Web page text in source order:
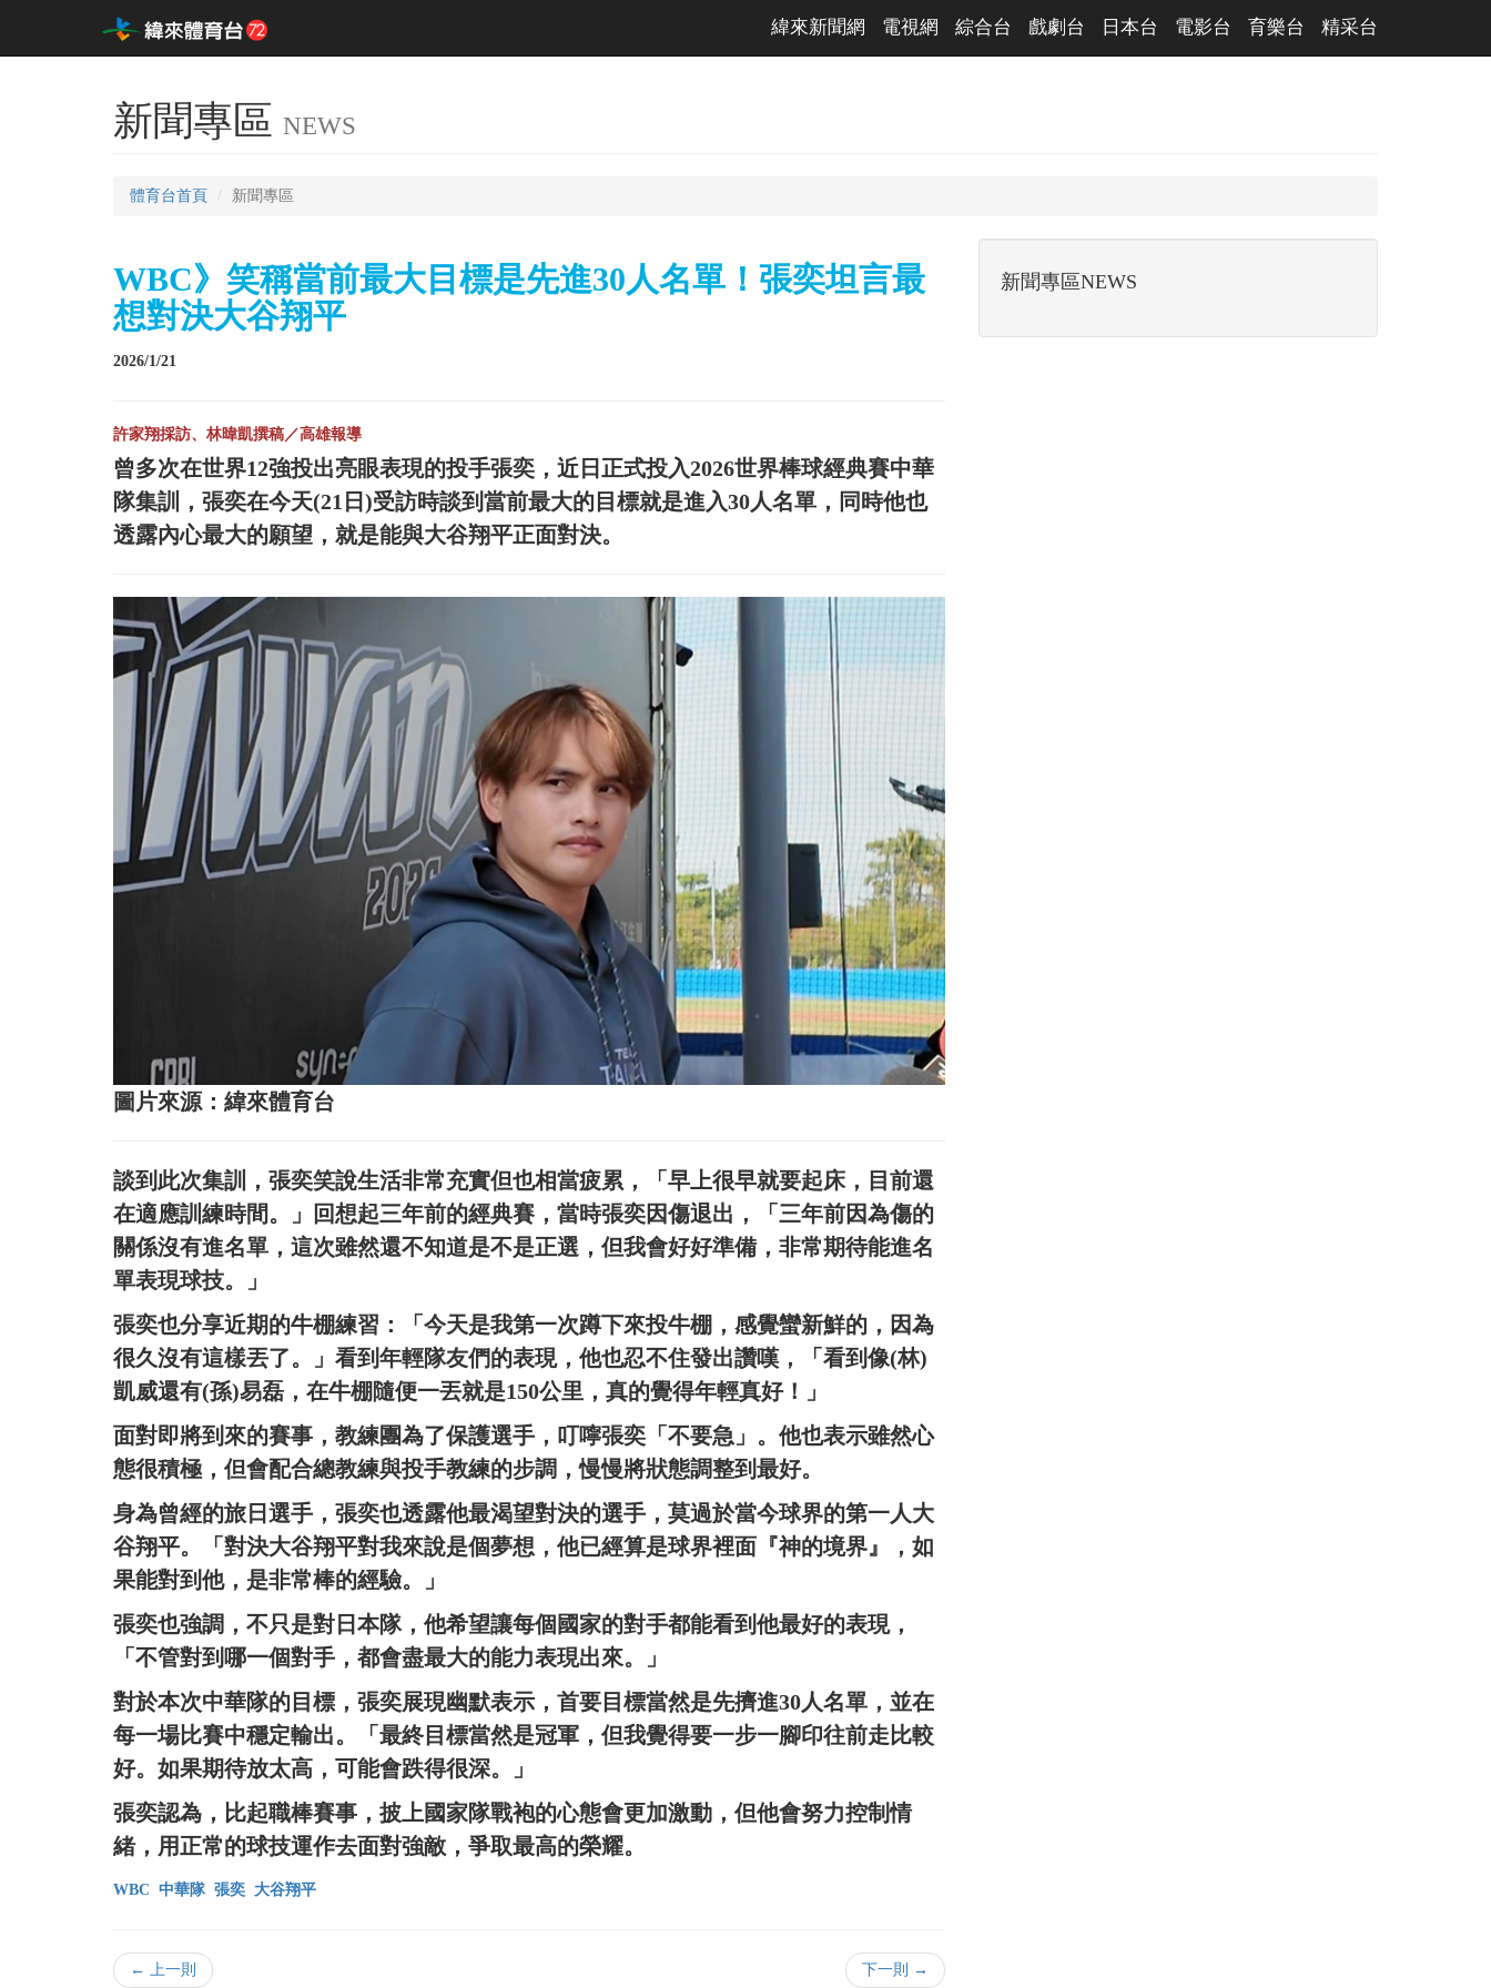
緯來新聞網 電視網 綜合台 戲劇台 日本台 電影台 育樂台 精采台
新聞專區 NEWS
體育台首頁 新聞專區
WBC》笑稱當前最大目標是先進30人名單！張奕坦言最
想對決大谷翔平
2026/1/21
許家翔採訪、林暐凱撰稿／高雄報導
曾多次在世界12強投出亮眼表現的投手張奕，近日正式投入2026世界棒球經典賽中華
隊集訓，張奕在今天(21日)受訪時談到當前最大的目標就是進入30人名單，同時他也
透露內心最大的願望，就是能與大谷翔平正面對決。
圖片來源：緯來體育台
談到此次集訓，張奕笑說生活非常充實但也相當疲累，「早上很早就要起床，目前還
在適應訓練時間。」回想起三年前的經典賽，當時張奕因傷退出，「三年前因為傷的
關係沒有進名單，這次雖然還不知道是不是正選，但我會好好準備，非常期待能進名
單表現球技。」
張奕也分享近期的牛棚練習：「今天是我第一次蹲下來投牛棚，感覺蠻新鮮的，因為
很久沒有這樣丟了。」看到年輕隊友們的表現，他也忍不住發出讚嘆，「看到像(林)
凱威還有(孫)易磊，在牛棚隨便一丟就是150公里，真的覺得年輕真好！」
面對即將到來的賽事，教練團為了保護選手，叮嚀張奕「不要急」。他也表示雖然心
態很積極，但會配合總教練與投手教練的步調，慢慢將狀態調整到最好。
身為曾經的旅日選手，張奕也透露他最渴望對決的選手，莫過於當今球界的第一人大
谷翔平。「對決大谷翔平對我來說是個夢想，他已經算是球界裡面『神的境界』，如
果能對到他，是非常棒的經驗。」
張奕也強調，不只是對日本隊，他希望讓每個國家的對手都能看到他最好的表現，
「不管對到哪一個對手，都會盡最大的能力表現出來。」
對於本次中華隊的目標，張奕展現幽默表示，首要目標當然是先擠進30人名單，並在
每一場比賽中穩定輸出。「最終目標當然是冠軍，但我覺得要一步一腳印往前走比較
好。如果期待放太高，可能會跌得很深。」
張奕認為，比起職棒賽事，披上國家隊戰袍的心態會更加激動，但他會努力控制情
緒，用正常的球技運作去面對強敵，爭取最高的榮耀。
WBC 中華隊 張奕 大谷翔平
← 上一則 下一則 →
新聞專區NEWS